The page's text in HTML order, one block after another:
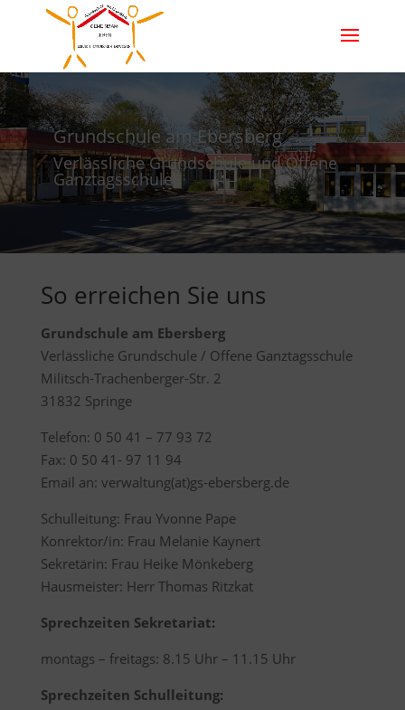
Grundschule am Ebersberg
Verlässliche Grundschule und Offene
Ganztagsschule
So erreichen Sie uns
Grundschule am Ebersberg
Verlässliche Grundschule / Offene Ganztagsschule
Militsch-Trachenberger-Str. 2
31832 Springe
Telefon: 0 50 41 – 77 93 72
Fax: 0 50 41- 97 11 94
Email an: verwaltung(at)gs-ebersberg.de
Schulleitung: Frau Yvonne Pape
Konrektor/in: Frau Melanie Kaynert
Sekretärin: Frau Heike Mönkeberg
Hausmeister: Herr Thomas Ritzkat
Sprechzeiten Sekretariat:
montags – freitags: 8.15 Uhr – 11.15 Uhr
Sprechzeiten Schulleitung: